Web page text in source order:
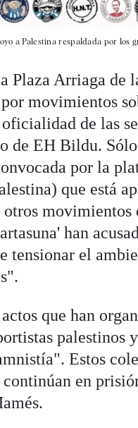
a Palestina respaldada por los
Plaza Arriaga
movimientos
de las
de EH Bildu.
por la
que está
movimientos
han
tensionar el
que han
palestinos
Estos
continúan en